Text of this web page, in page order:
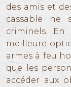
des amis et
cassable ne
criminels. En
meilleure
armes à feu
que les
accéder aux